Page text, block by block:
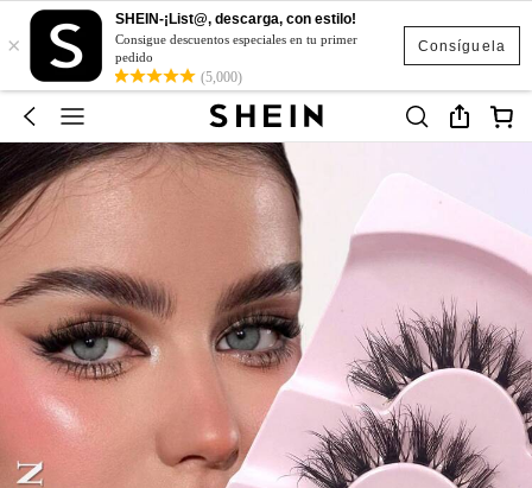
Consíguela
×
SHEIN-¡List@, descarga, con estilo!
Consigue descuentos especiales en tu primer
pedido
(5,000)